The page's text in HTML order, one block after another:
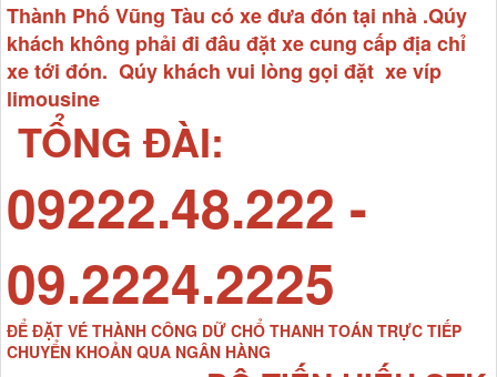
Thành Phố Vũng Tàu có xe đưa đón tại nhà .Qúy
khách không phải đi đâu đặt xe cung cấp địa chỉ
xe tới đón. Qúy khách vui lòng gọi đặt xe víp
limousine
TỔNG ĐÀI:
09222.48.222 -
09.2224.2225
ĐỂ ĐẶT VÉ THÀNH CÔNG DỮ CHỔ THANH TOÁN TRỰC TIẾP
CHUYỂN KHOẢN QUA NGÂN HÀNG